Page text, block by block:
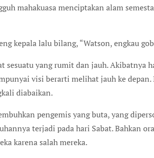
mahakuasa menciptakan alam
kepala lalu bilang, “Watson, engkau
sesuatu yang rumit dan jauh. Akibatnya
visi berarti melihat jauh ke
diabaikan.
pengemis yang buta, yang
terjadi pada hari Sabat. Bahkan
karena salah mereka.